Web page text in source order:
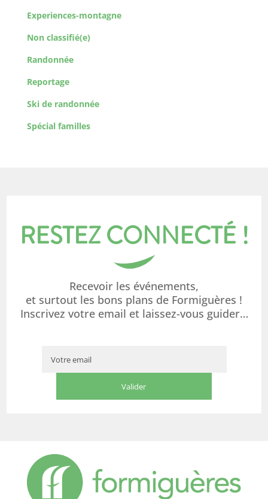
Experiences-montagne
Non classifié(e)
Randonnée
Reportage
Ski de randonnée
Spécial familles
RESTEZ CONNECTÉ !
Recevoir les événements,
et surtout les bons plans de Formiguères !
Inscrivez votre email et laissez-vous guider…